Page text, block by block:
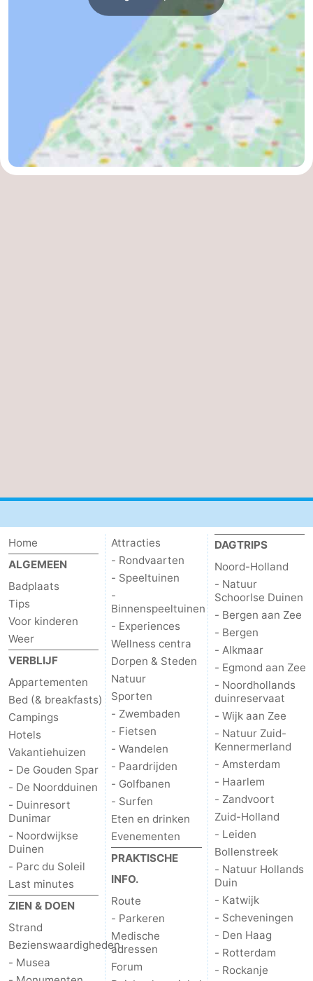
Home
ALGEMEEN
Badplaats
Tips
Voor kinderen
Weer
VERBLIJF
Appartementen
Bed (& breakfasts)
Campings
Hotels
Vakantiehuizen
- De Gouden Spar
- De Noordduinen
- Duinresort
Dunimar
- Noordwijkse
Duinen
- Parc du Soleil
Last minutes
ZIEN & DOEN
Strand
Bezienswaardigheden
- Musea
Attracties
- Rondvaarten
- Speeltuinen
-
Binnenspeeltuinen
- Experiences
Wellness centra
Dorpen & Steden
Natuur
Sporten
- Zwembaden
- Fietsen
- Wandelen
- Paardrijden
- Golfbanen
- Surfen
Eten en drinken
Evenementen
PRAKTISCHE
INFO.
Route
- Parkeren
Medische
adressen
Forum
DAGTRIPS
Noord-Holland
- Natuur
Schoorlse Duinen
- Bergen aan Zee
- Bergen
- Alkmaar
- Egmond aan Zee
- Noordhollands
duinreservaat
- Wijk aan Zee
- Natuur Zuid-
Kennermerland
- Amsterdam
- Haarlem
- Zandvoort
Zuid-Holland
- Leiden
Bollenstreek
- Natuur Hollands
Duin
- Katwijk
- Scheveningen
- Den Haag
- Rotterdam
- Rockanje